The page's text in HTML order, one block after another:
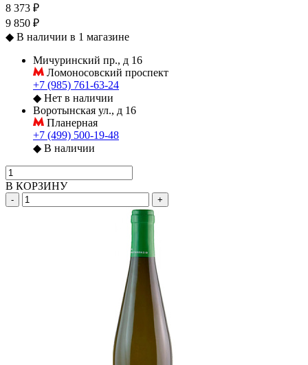
8 373 ₽
9 850 ₽
◆ В наличии в 1 магазине
Мичуринский пр., д 16
Ломоносовский проспект
+7 (985) 761-63-24
◆ Нет в наличии
Воротынская ул., д 16
Планерная
+7 (499) 500-19-48
◆ В наличии
В КОРЗИНУ
- +